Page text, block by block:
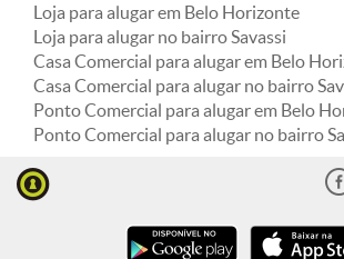
Loja para alugar em Belo Horizonte
Loja para alugar no bairro Savassi
Casa Comercial para alugar em Belo
Casa Comercial para alugar no bairro
Ponto Comercial para alugar em Belo
Ponto Comercial para alugar no bairro